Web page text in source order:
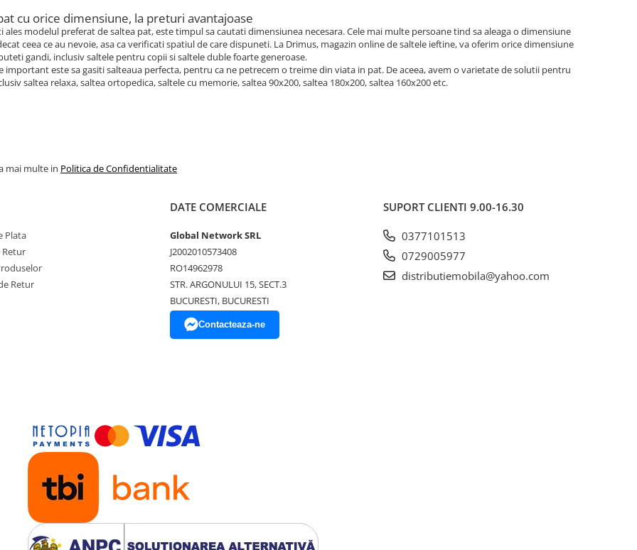
cu orice dimensiune, la preturi avantajoase
ales modelul preferat de saltea pat, este timpul sa cautati dimensiunea necesara. Cele mai multe persoane tind sa aleaga o dimensiune
ceea ce au nevoie, asa ca verificati spatiul de care dispuneti. La Drimus, magazin online de saltele ieftine, va oferim orice dimensiune
gandi, inclusiv saltele pentru copii si saltele duble foarte generoase.
important este sa gasiti salteaua perfecta, pentru ca ne petrecem o treime din viata in pat. De aceea, avem o varietate de solutii pentru
saltea relaxa, saltea ortopedica, saltele cu memorie, saltea 90x200, saltea 180x200, saltea 160x200 etc.
mai multe in Politica de Confidentialitate
Plata
Retur
Retur
DATE COMERCIALE
Global Network SRL
J2002010573408
RO14962978
STR. ARGONULUI 15, SECT.3
BUCURESTI, BUCURESTI
Contacteaza-ne
SUPORT CLIENTI 9.00-16.30
0377101513
0729005977
distributiemobila@yahoo.com